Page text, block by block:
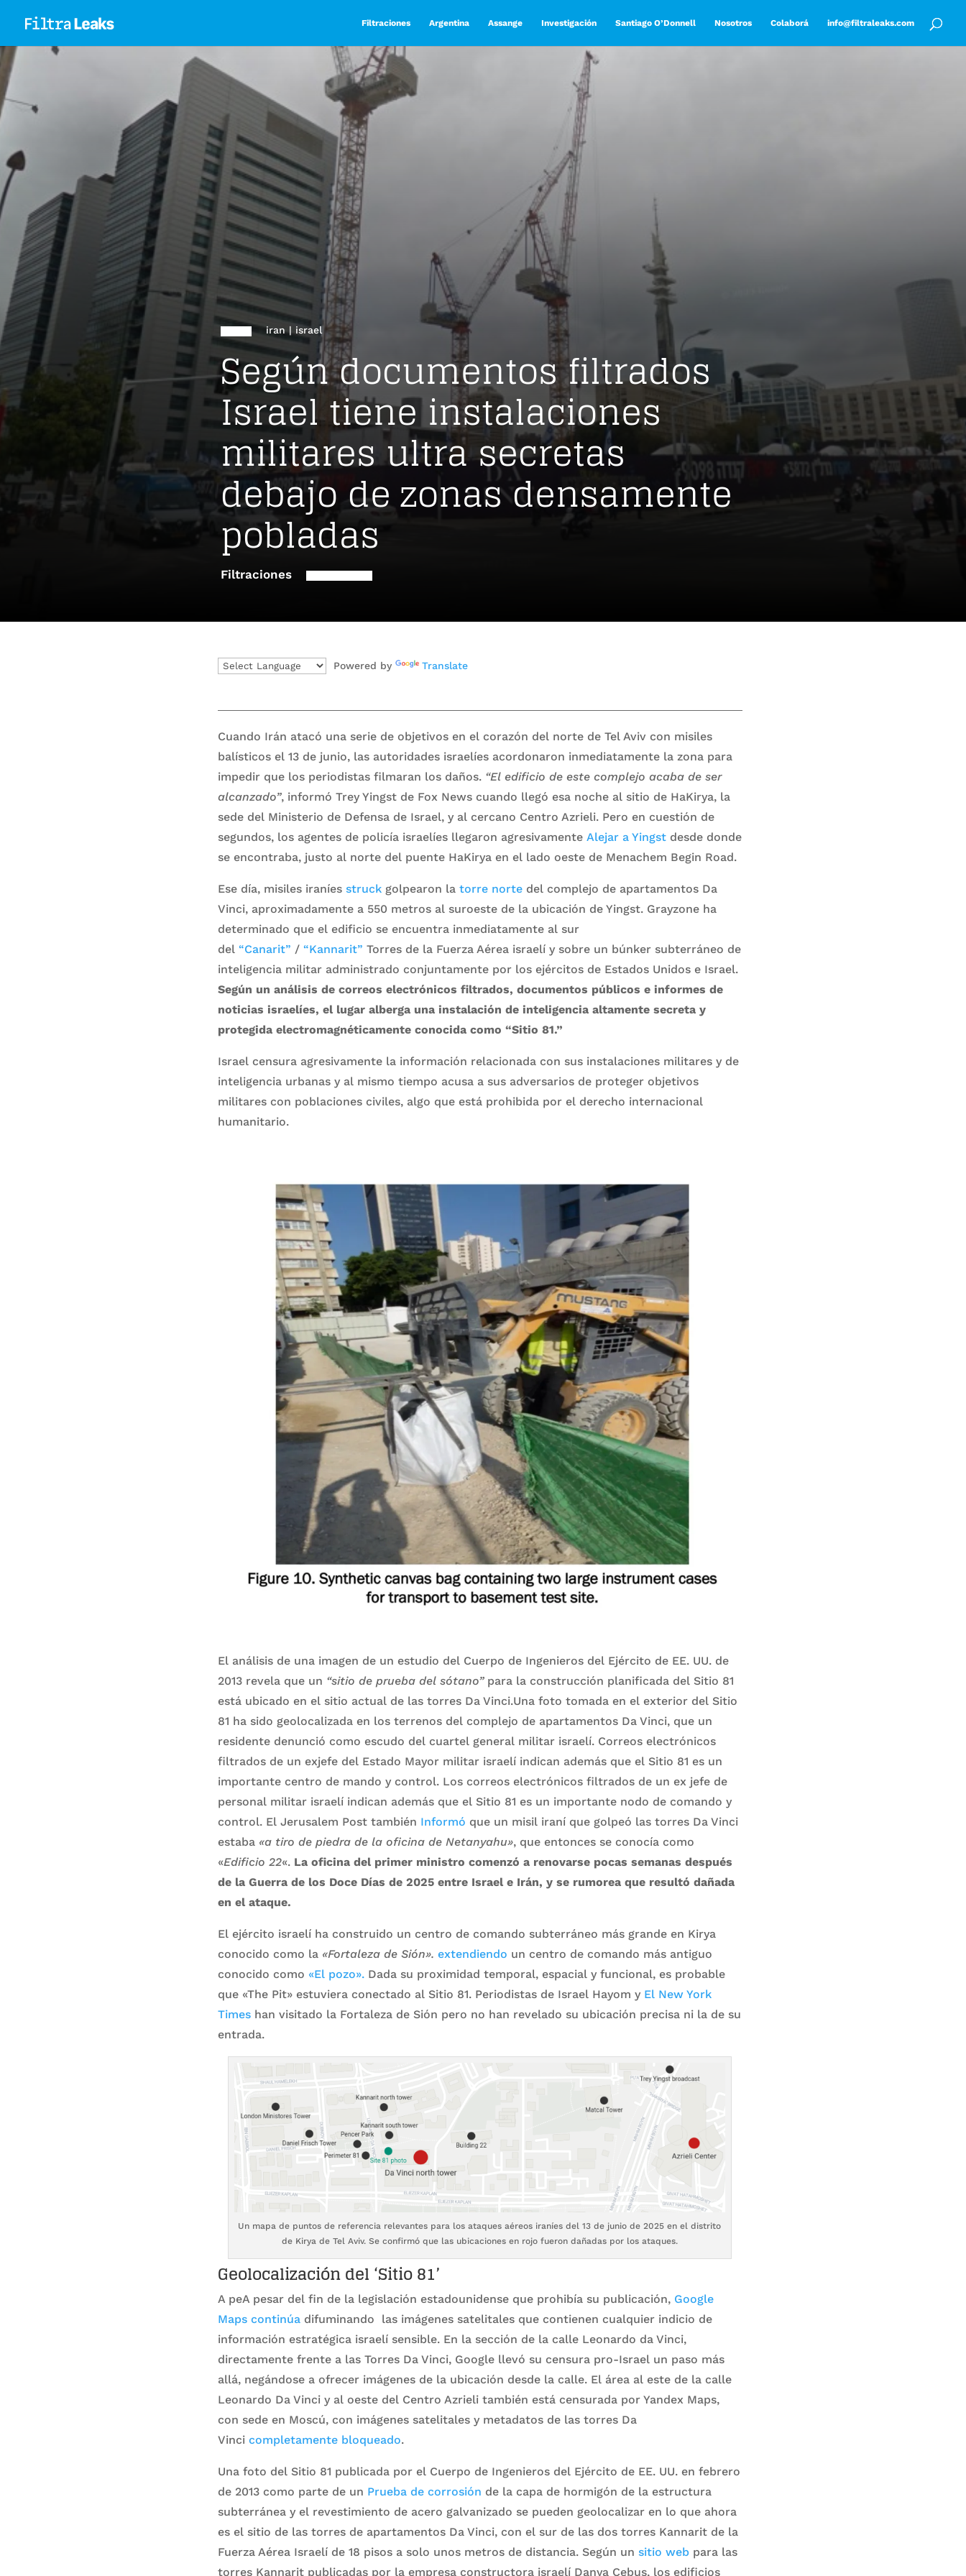
Filtraciones Argentina Assange Investigación Santiago O’Donnell Nosotros Colaborá info@filtraleaks.com
iran| israel
Según documentos filtrados
Israel tiene instalaciones
militares ultra secretas
debajo de zonas densamente
pobladas
Filtraciones
Powered by Translate
Cuando Irán atacó una serie de objetivos en el corazón del norte de Tel Aviv con misiles
balísticos el 13 de junio, las autoridades israelíes acordonaron inmediatamente la zona para
impedir que los periodistas filmaran los daños. “El edificio de este complejo acaba de ser
alcanzado”, informó Trey Yingst de Fox News cuando llegó esa noche al sitio de HaKirya, la
sede del Ministerio de Defensa de Israel, y al cercano Centro Azrieli. Pero en cuestión de
segundos, los agentes de policía israelíes llegaron agresivamente Alejar a Yingstdesde donde
se encontraba, justo al norte del puente HaKirya en el lado oeste de Menachem Begin Road.
Ese día, misiles iraníes struckgolpearon la torre nortedel complejo de apartamentos Da
Vinci, aproximadamente a 550 metros al suroeste de la ubicación de Yingst. Grayzone ha
determinado que el edificio se encuentra inmediatamente al sur
del “Canarit” / “Kannarit” Torres de la Fuerza Aérea israelí y sobre un búnker subterráneo de
inteligencia militar administrado conjuntamente por los ejércitos de Estados Unidos e Israel.
Según un análisis de correos electrónicos filtrados, documentos públicos e informes de
noticias israelíes, el lugar alberga una instalación de inteligencia altamente secreta y
protegida electromagnéticamente conocida como “Sitio 81.”
Israel censura agresivamente la información relacionada con sus instalaciones militares y de
inteligencia urbanas y al mismo tiempo acusa a sus adversarios de proteger objetivos
militares con poblaciones civiles, algo que está prohibida por el derecho internacional
humanitario.
El análisis de una imagen de un estudio del Cuerpo de Ingenieros del Ejército de EE. UU. de
2013 revela que un “sitio de prueba del sótano”para la construcción planificada del Sitio 81
está ubicado en el sitio actual de las torres Da Vinci.Una foto tomada en el exterior del Sitio
81 ha sido geolocalizada en los terrenos del complejo de apartamentos Da Vinci, que un
residente denunció como escudo del cuartel general militar israelí. Correos electrónicos
filtrados de un exjefe del Estado Mayor militar israelí indican además que el Sitio 81 es un
importante centro de mando y control. Los correos electrónicos filtrados de un ex jefe de
personal militar israelí indican además que el Sitio 81 es un importante nodo de comando y
control. El Jerusalem Post también Informó que un misil iraní que golpeó las torres Da Vinci
estaba «a tiro de piedra de la oficina de Netanyahu», que entonces se conocía como
«Edificio 22«. La oficina del primer ministro comenzó a renovarse pocas semanas después
de la Guerra de los Doce Días de 2025 entre Israel e Irán, y se rumorea que resultó dañada
en el ataque.
El ejército israelí ha construido un centro de comando subterráneo más grande en Kirya
conocido como la «Fortaleza de Sión». extendiendo un centro de comando más antiguo
conocido como «El pozo».Dada su proximidad temporal, espacial y funcional, es probable
que «The Pit» estuviera conectado al Sitio 81. Periodistas de Israel Hayom y El New York
Timeshan visitado la Fortaleza de Sión pero no han revelado su ubicación precisa ni la de su
entrada.
Un mapa de puntos de referencia relevantes para los ataques aéreos iraníes del 13 de junio de 2025 en el distrito
de Kirya de Tel Aviv. Se confirmó que las ubicaciones en rojo fueron dañadas por los ataques.
Geolocalización del ‘Sitio 81’
A peA pesar del fin de la legislación estadounidense que prohibía su publicación, Google
Maps continúa difuminando las imágenes satelitales que contienen cualquier indicio de
información estratégica israelí sensible. En la sección de la calle Leonardo da Vinci,
directamente frente a las Torres Da Vinci, Google llevó su censura pro-Israel un paso más
allá, negándose a ofrecer imágenes de la ubicación desde la calle. El área al este de la calle
Leonardo Da Vinci y al oeste del Centro Azrieli también está censurada por Yandex Maps,
con sede en Moscú, con imágenes satelitales y metadatos de las torres Da
Vinci completamente bloqueado.
Una foto del Sitio 81 publicada por el Cuerpo de Ingenieros del Ejército de EE. UU. en febrero
de 2013 como parte de un Prueba de corrosión de la capa de hormigón de la estructura
subterránea y el revestimiento de acero galvanizado se pueden geolocalizar en lo que ahora
es el sitio de las torres de apartamentos Da Vinci, con el sur de las dos torres Kannarit de la
Fuerza Aérea Israelí de 18 pisos a solo unos metros de distancia. Según un sitio webpara las
torres Kannarit publicadas por la empresa constructora israelí Danya Cebus, los edificios